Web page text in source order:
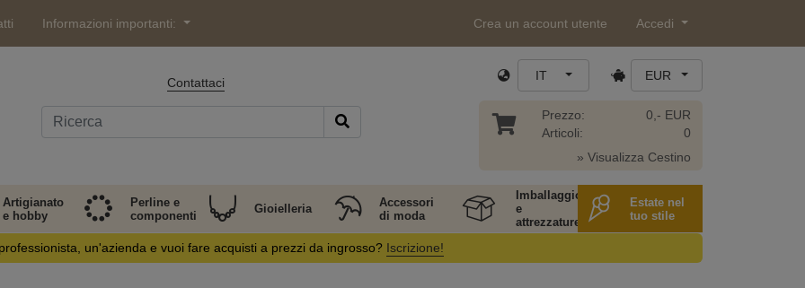
Informazioni importanti: Crea un account utente Accedi
Contattaci IT EUR
Prezzo:
Articoli:
0,- EUR
0
» Visualizza Cestino
Artigianato
e hobby
Perline e
componenti
Gioielleria
Accessori
di moda
Imballaggio
e
attrezzature
Estate nel
tuo stile
un'azienda e vuoi fare acquisti a prezzi da ingrosso? Iscrizione!